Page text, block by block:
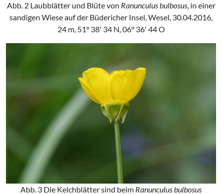
Abb. 2 Laubblätter und Blüte von Ranunculus bulbosus, in einer
sandigen Wiese auf der Büdericher Insel, Wesel, 30.04.2016,
24 m, 51° 38' 34 N, 06° 36' 44 O
Abb. 3 Die Kelchblätter sind beim Ranunculus bulbosus